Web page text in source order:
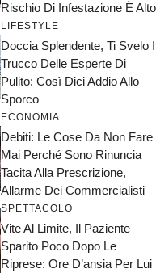
Rischio Di Infestazione È Alto
LIFESTYLE
Doccia Splendente, Ti Svelo
Trucco Delle Esperte Di
Pulito: Così Dici Addio Allo
Sporco
ECONOMIA
Debiti: Le Cose Da Non Fare
Mai Perché Sono Rinuncia
Tacita Alla Prescrizione,
Allarme Dei Commercialisti
SPETTACOLO
Vite Al Limite, Il Paziente
Sparito Poco Dopo Le
Riprese: Ore D’ansia Per Lui